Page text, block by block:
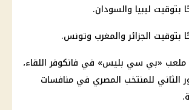
«بي سي بليس» في فانكوفر اللقاء،
الثاني للمنتخب المصري في منافسات